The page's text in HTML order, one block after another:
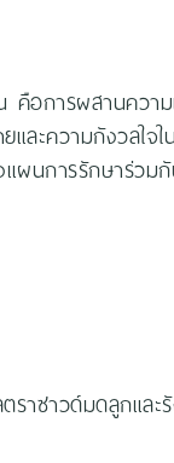
คือการผสานคว
และความกังวลใ
ผนการรักษาร่วม
ซาวด์มดลูกและ